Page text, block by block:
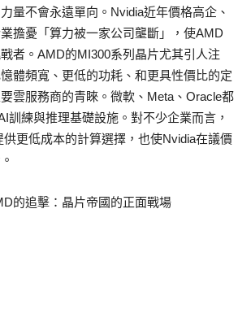
量不會永遠單向。Nvidia近年價格高企、
擔憂「算力被一家公司壟斷」，使AMD
者。AMD的MI300系列晶片尤其引人注
體頻寬、更低的功耗、和更具性價比的定
雲服務商的青睞。微軟、Meta、Oracle都
訓練與推理基礎設施。對不少企業而言，
更低成本的計算選擇，也使Nvidia在議價
的追擊：晶片帝國的正面戰場